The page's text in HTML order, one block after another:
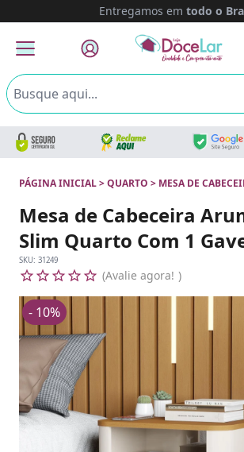
Entregamos em todo o
PÁGINA INICIAL>QUARTO > MESA DE
Mesa de Cabeceira
Slim Quarto Com 1
SKU: 31249
Avalie agora!
- 10%